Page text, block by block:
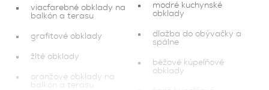
viacfarebné obklady na
balkón a terasu
grafitové obklady
žlté obklady
oranžové obklady na
balkón a terasu
modré kuchynské
obklady
dlažba do obývačky a
spálne
béžové kúpeľňové
obklady